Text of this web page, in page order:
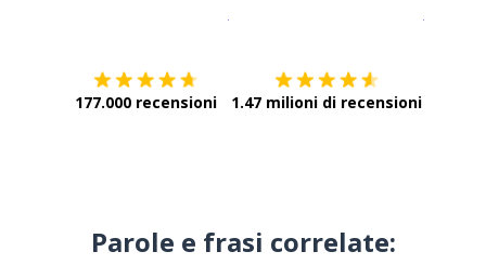
177.000 recensioni 1.47 milioni di recensioni
Parole e frasi correlate: